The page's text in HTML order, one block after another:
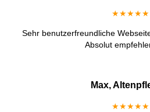
★★★★★
Sehr benutzerfreundliche
Absolut
Max,
★★★★★